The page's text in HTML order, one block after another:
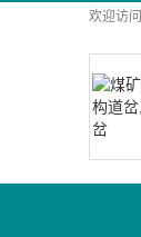
欢迎访问